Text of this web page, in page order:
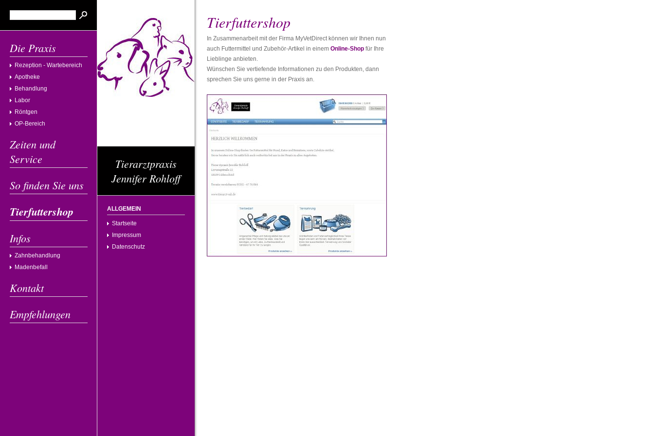
Die Praxis
Rezeption - Wartebereich
Apotheke
Behandlung
Labor
Röntgen
OP-Bereich
Zeiten und
Service
So finden Sie uns
Tierfuttershop
Infos
Zahnbehandlung
Madenbefall
Kontakt
Empfehlungen
Tierarztpraxis
Jennifer Rohloff
ALLGEMEIN
Startseite
Impressum
Datenschutz
Tierfuttershop
In Zusammenarbeit mit der Firma MyVetDirect können wir Ihnen nun
auch Futtermittel und Zubehör-Artikel in einem Online-Shop für Ihre
Lieblinge anbieten.
Wünschen Sie vertiefende Informationen zu den Produkten, dann
sprechen Sie uns gerne in der Praxis an.